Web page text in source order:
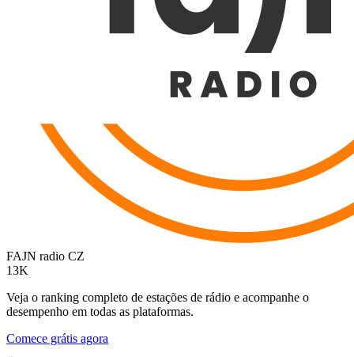
FAJN radio CZ
13K
Veja o ranking completo de estações de rádio e acompanhe o
desempenho em todas as plataformas.
Comece grátis agora